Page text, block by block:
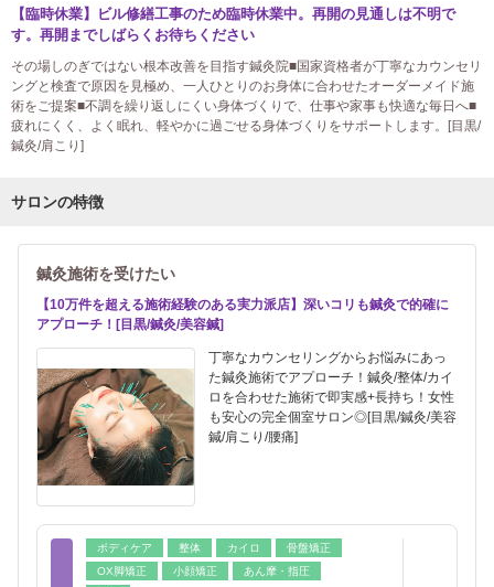
【臨時休業】ビル修繕工事のため臨時休業中。再開の見通しは不明で
す。再開までしばらくお待ちください
その場しのぎではない根本改善を目指す鍼灸院■国家資格者が丁寧なカウンセリ
ングと検査で原因を見極め、一人ひとりのお身体に合わせたオーダーメイド施
術をご提案■不調を繰り返しにくい身体づくりで、仕事や家事も快適な毎日へ■
疲れにくく、よく眠れ、軽やかに過ごせる身体づくりをサポートします。[目黒/
鍼灸/肩こり]
サロンの特徴
鍼灸施術を受けたい
【10万件を超える施術経験のある実力派店】深いコリも鍼灸で的確に
アプローチ！[目黒/鍼灸/美容鍼]
丁寧なカウンセリングからお悩みにあっ
た鍼灸施術でアプローチ！鍼灸/整体/カイ
ロを合わせた施術で即実感+長持ち！女性
も安心の完全個室サロン◎[目黒/鍼灸/美容
鍼/肩こり/腰痛]
ボディケア 整体 カイロ
骨盤矯正
OX脚矯正
小顔矯正
あん摩・指圧